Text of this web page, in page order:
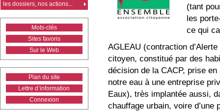
(tant
les
ce qui
AGLEAU (contraction
citoyen, constitué par des
décision de la CACP, prise
notre eau à une entreprise
Eaux), très implantée aussi,
chauffage urbain, voire d’une
les dossiers, nos actions...
Mots-clés
Sites favoris
Sur le Web
Plan du site
Lettre d’information
Connexion